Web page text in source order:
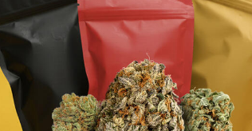
oder Nordend Quadratmeterpreise deutlich